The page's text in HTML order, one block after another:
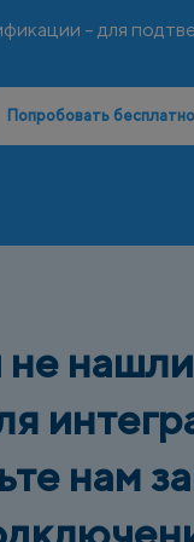
– для
Попробовать бесплатно
не
нам